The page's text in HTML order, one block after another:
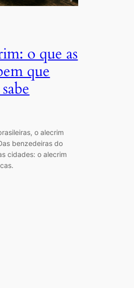
o que as
que
o alecrim
benzedeiras do
cidades: o alecrim